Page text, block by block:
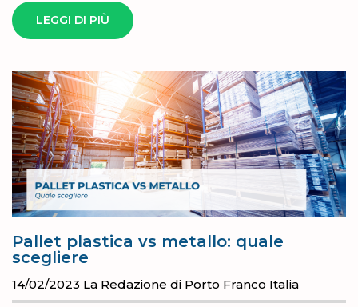
LEGGI DI PIÙ
Pallet plastica vs metallo: quale
scegliere
14/02/2023 La Redazione di Porto Franco Italia